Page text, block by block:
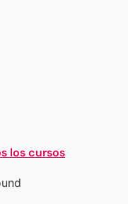
los cursos